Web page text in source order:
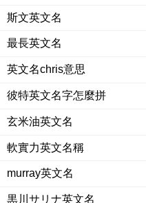
斯文英文名
最長英文名
英文名chris意思
彼特英文名字怎麼拼
玄米油英文名
軟實力英文名稱
murray英文名
黒川サリナ英文名